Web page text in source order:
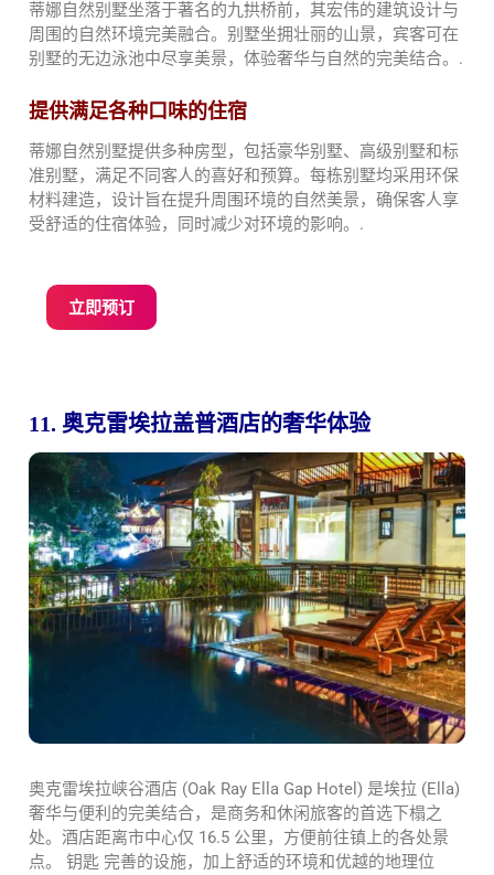
蒂娜自然别墅坐落于著名的九拱桥前，其宏伟的建筑设计与
周围的自然环境完美融合。别墅坐拥壮丽的山景，宾客可在
别墅的无边泳池中尽享美景，体验奢华与自然的完美结合。.
提供满足各种口味的住宿
蒂娜自然别墅提供多种房型，包括豪华别墅、高级别墅和标
准别墅，满足不同客人的喜好和预算。每栋别墅均采用环保
材料建造，设计旨在提升周围环境的自然美景，确保客人享
受舒适的住宿体验，同时减少对环境的影响。.
立即预订
11. 奥克雷埃拉盖普酒店的奢华体验
奥克雷埃拉峡谷酒店 (Oak Ray Ella Gap Hotel) 是埃拉 (Ella)
奢华与便利的完美结合，是商务和休闲旅客的首选下榻之
处。酒店距离市中心仅 16.5 公里，方便前往镇上的各处景
点。 钥匙 完善的设施，加上舒适的环境和优越的地理位